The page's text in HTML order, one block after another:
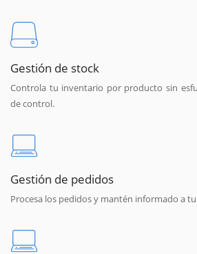
Gestión de stock
Controla tu inventario por producto sin
de control.
Gestión de pedidos
Procesa los pedidos y mantén informado a